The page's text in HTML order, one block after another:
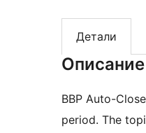
Детали
Описание
BBP Auto-
period. The